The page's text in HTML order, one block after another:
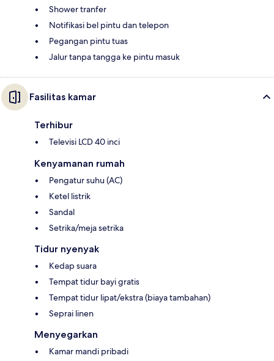
Shower tranfer
Notifikasi bel pintu dan telepon
Pegangan pintu tuas
Jalur tanpa tangga ke pintu masuk
Fasilitas kamar
Terhibur
Televisi LCD 40 inci
Kenyamanan rumah
Pengatur suhu (AC)
Ketel listrik
Sandal
Setrika/meja setrika
Tidur nyenyak
Kedap suara
Tempat tidur bayi gratis
Tempat tidur lipat/ekstra (biaya tambahan)
Seprai linen
Menyegarkan
Kamar mandi pribadi